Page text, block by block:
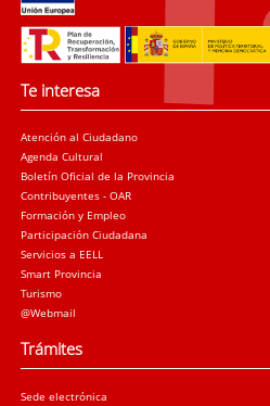
Te interesa
Atención al Ciudadano
Agenda Cultural
Boletín Oficial de la Provincia
Contribuyentes - OAR
Formación y Empleo
Participación Ciudadana
Servicios a EELL
Smart Provincia
Turismo
@Webmail
Trámites
Sede electrónica